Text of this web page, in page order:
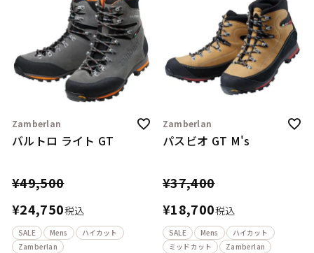
Zamberlan
バルトロ ライト GT
¥49,500
¥24,750税込
SALE Mens
ハイカット
Zamberlan
Zamberlan
パスビオ GT M's
¥37,400
¥18,700税込
SALE Mens
ハイカット
ミッドカット
Zamberlan